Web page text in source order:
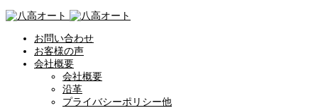
お問い合わせ
お客様の声
会社概要
会社概要
沿革
プライバシーポリシー他